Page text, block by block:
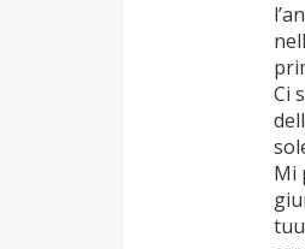
Ci
Mi